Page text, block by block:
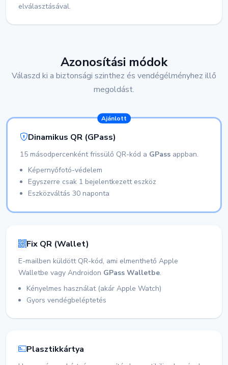
elválasztásával.
Azonosítási módok
Válaszd ki a biztonsági szinthez és vendégélményhez illő
megoldást.
Ajánlott
Dinamikus QR (GPass)
15 másodpercenként frissülő QR-kód a GPass appban.
Képernyőfotó-védelem
Egyszerre csak 1 bejelentkezett eszköz
Eszközváltás 30 naponta
Fix QR (Wallet)
E-mailben küldött QR-kód, ami elmenthető Apple
Walletbe vagy Androidon GPass Walletbe.
Kényelmes használat (akár Apple Watch)
Gyors vendégbeléptetés
Plasztikkártya